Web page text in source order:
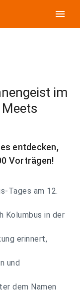
menu
im
entdecken,
Vorträgen!
Tages am 12.
Kolumbus in der
erinnert,
und
dem Namen